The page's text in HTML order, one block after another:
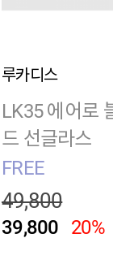
루카디스
LK35 에어로
드 선글라스
FREE
49,800
39,800 20%